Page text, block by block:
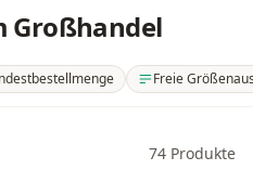
Großhandel
auf dem spanischen Festland. 3-5
oder Freie
. Wählen Sie
74 Produkte